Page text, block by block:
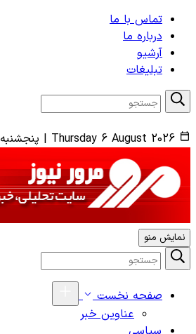
تماس با ما
درباره ما
آرشیو
تبلیغات
Thursday 6 August 2026
| پنجشنبه ۱۵ مرداد ۱۴۰۵
نمایش منو
صفحه نخست
عناوین خبر